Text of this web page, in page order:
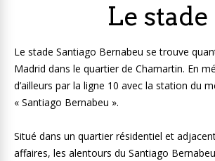
Le stade
Le stade Santiago Bernabeu se trouve
Madrid dans le quartier de Chamartin. En
d’ailleurs par la ligne 10 avec la station du
« Santiago Bernabeu ».
Situé dans un quartier résidentiel et
affaires, les alentours du Santiago